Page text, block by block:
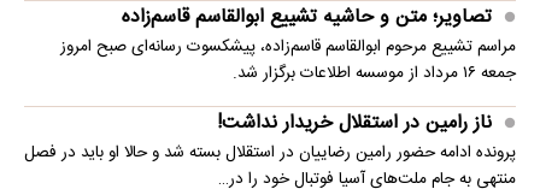
تصاویر؛ متن و حاشیه تشییع ابوالقاسم قاسم‌زاده
مراسم تشییع مرحوم ابوالقاسم قاسم‌زاده، پیشکسوت رسانه‌ای صبح امروز
جمعه ۱۶ مرداد از موسسه اطلاعات برگزار شد.
ناز رامین در استقلال خریدار نداشت!
پرونده ادامه حضور رامین رضاییان در استقلال بسته شد و حالا او باید در فصل
منتهی به جام ملت‌های آسیا فوتبال خود را در…